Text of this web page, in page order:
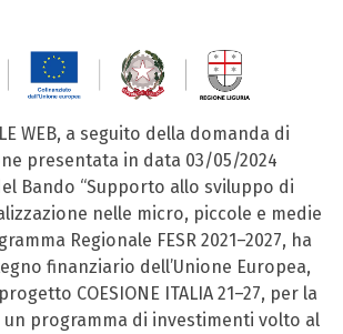
WEB, a seguito della domanda di
presentata in data 03/05/2024
Bando “Supporto allo sviluppo di
nelle micro, piccole e medie
Regionale FESR 2021–2027, ha
finanziario dell’Unione Europea,
COESIONE ITALIA 21–27, per la
un programma di investimenti volto al